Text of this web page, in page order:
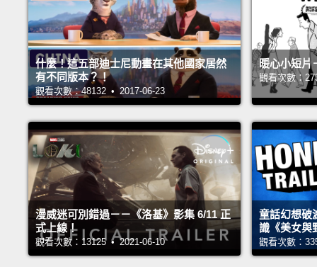
什麼！這五部迪士尼動畫在其他國家居然
有不同版本？！
觀看次數：48132 • 2017-06-23
暖心小短片
觀看次數：
漫威迷可別錯過－－《洛基》影集 6/11 正
式上線！
觀看次數：13125 • 2021-06-10
童話幻想破
識《美女與
觀看次數：